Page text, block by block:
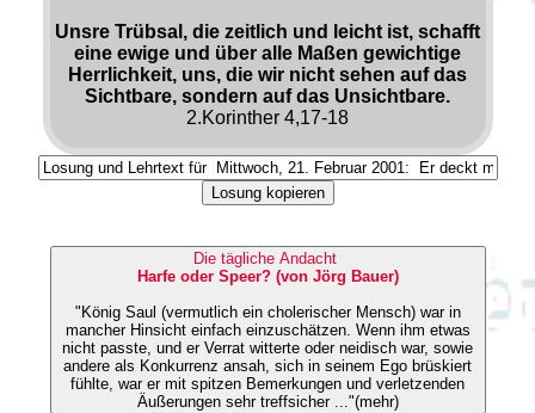
Unsre Trübsal, die zeitlich und leicht ist, schafft
eine ewige und über alle Maßen gewichtige
Herrlichkeit, uns, die wir nicht sehen auf das
Sichtbare, sondern auf das Unsichtbare.
2.Korinther 4,17-18
Losung kopieren
Die tägliche Andacht
Harfe oder Speer? (von Jörg Bauer)
"König Saul (vermutlich ein cholerischer Mensch) war in
mancher Hinsicht einfach einzuschätzen. Wenn ihm etwas
nicht passte, und er Verrat witterte oder neidisch war, sowie
andere als Konkurrenz ansah, sich in seinem Ego brüskiert
fühlte, war er mit spitzen Bemerkungen und verletzenden
Äußerungen sehr treffsicher ..."(mehr)